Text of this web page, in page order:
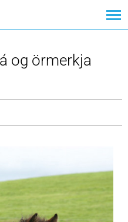
og örmerkja